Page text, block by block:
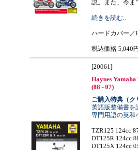
説。また、今ま
続きを読む..
ハードカバー／
税込価格 5,040
[20061]
Haynes
(88 - 07)
ご購入特典（ク
英語版整備書を
専門用語の英和
TZR125 124cc
DT125R 124cc
DT125X 124cc